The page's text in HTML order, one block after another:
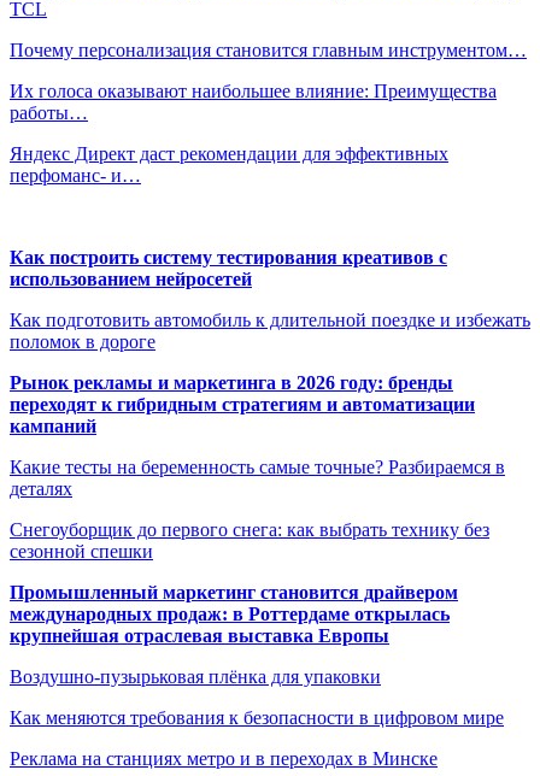
TCL
Почему персонализация становится главным инструментом…
Их голоса оказывают наибольшее влияние: Преимущества
работы…
Яндекс Директ даст рекомендации для эффективных
перфоманс- и…
Как построить систему тестирования креативов с
использованием нейросетей
Как подготовить автомобиль к длительной поездке и избежать
поломок в дороге
Рынок рекламы и маркетинга в 2026 году: бренды
переходят к гибридным стратегиям и автоматизации
кампаний
Какие тесты на беременность самые точные? Разбираемся в
деталях
Снегоуборщик до первого снега: как выбрать технику без
сезонной спешки
Промышленный маркетинг становится драйвером
международных продаж: в Роттердаме открылась
крупнейшая отраслевая выставка Европы
Воздушно-пузырьковая плёнка для упаковки
Как меняются требования к безопасности в цифровом мире
Реклама на станциях метро и в переходах в Минске